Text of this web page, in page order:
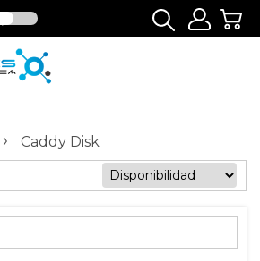
›
Caddy Disk